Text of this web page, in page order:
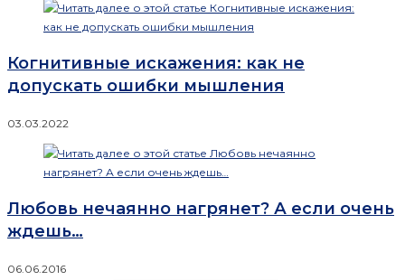
Когнитивные искажения: как не
допускать ошибки мышления
03.03.2022
Любовь нечаянно нагрянет? А если очень
ждешь…
06.06.2016